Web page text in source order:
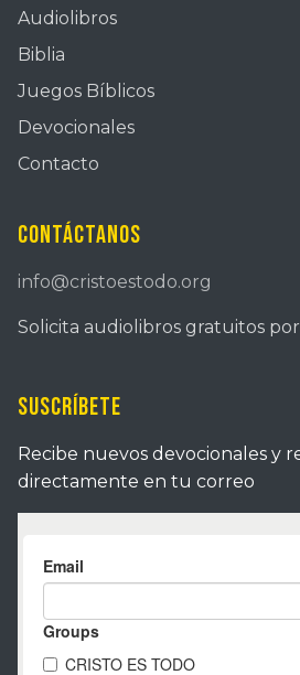
Audiolibros
Biblia
Juegos Bíblicos
Devocionales
Contacto
Contáctanos
info@cristoestodo.org
Solicita audiolibros gratuitos
Suscríbete
Recibe nuevos devocionales y
directamente en tu correo